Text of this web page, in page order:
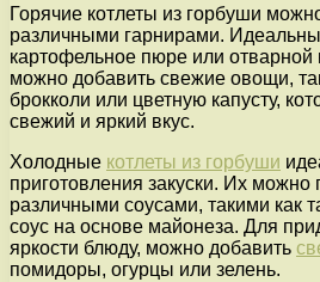
Горячие котлеты из горбуши
различными гарнирами.
картофельное пюре или отварной
можно добавить свежие овощи,
брокколи или цветную капусту,
свежий и яркий вкус.
Холодные котлеты из горбуши
приготовления закуски. Их можно
различными соусами, такими как
соус на основе майонеза. Для
яркости блюду, можно добавить
помидоры, огурцы или зелень.